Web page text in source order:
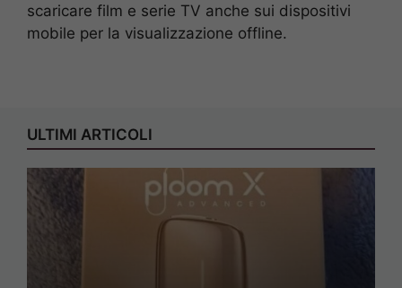
scaricare film e serie TV anche sui dispositivi
mobile per la visualizzazione offline.
ULTIMI ARTICOLI